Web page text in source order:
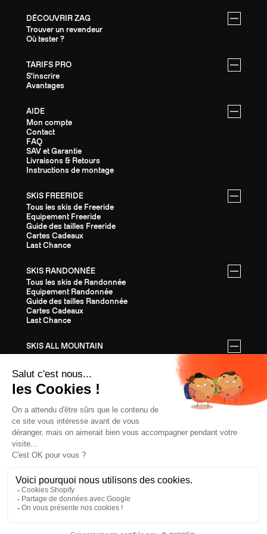
DÉCOUVRIR ZAG
Trouver un revendeur
Où tester ?
TARIFS PRO
S'inscrire
Avantages
AIDE
Mon compte
Contact
FAQ
SAV et Garantie
Livraisons & Retours
Instructions de montage
SKIS FREERIDE
Tous les skis de Freeride
Equipement Freeride
Guide des tailles Freeride
Cartes Cadeaux
Last Chance
SKIS RANDONNÉE
Tous les skis de Randonnée
Equipement Randonnée
Guide des tailles Randonnée
Cartes Cadeaux
Last Chance
SKIS ALL MOUNTAIN
Guide des tailles All Mountain
Cartes Cadeaux
Last Chance
ÉQUIPEMENT
Tout l'Équipement
Casques
Fixations
Bâtons
Couteaux
Textile
Cartes Cadeaux
Last Chance